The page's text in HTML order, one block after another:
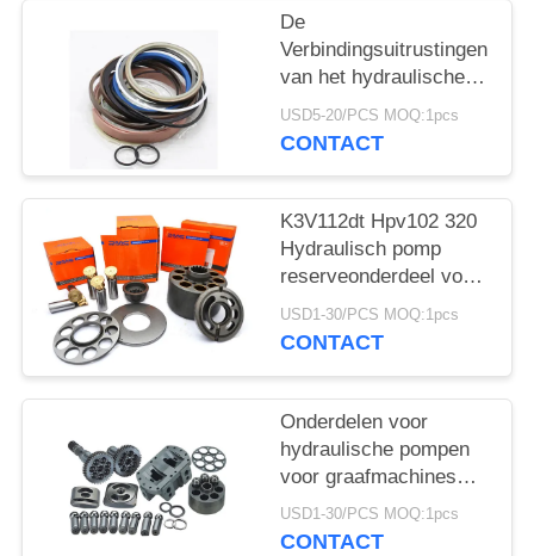
De
Verbindingsuitrustingen
van het hydraulische
Pompskelet E320 voor
Bouwgraafwerktuig
USD5-20/PCS MOQ:1pcs
CONTACT
K3V112dt Hpv102 320
Hydraulisch pomp
reserveonderdeel voor
graafmachine
USD1-30/PCS MOQ:1pcs
CONTACT
Onderdelen voor
hydraulische pompen
voor graafmachines
Hpv35 PC60 Hpv55
PC120
USD1-30/PCS MOQ:1pcs
CONTACT